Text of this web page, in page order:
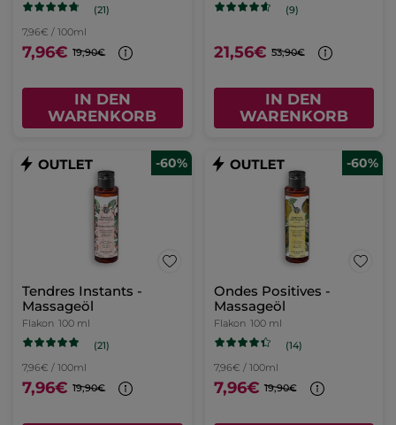
(21)
7,96€ / 100ml
7,96€ 19,90€
IN DEN
WARENKORB
(9)
21,56€ 53,90€
IN DEN
WARENKORB
-60%
Tendres Instants -
Massageöl
Flakon 100 ml
(21)
7,96€ / 100ml
7,96€ 19,90€
-60%
Ondes Positives -
Massageöl
Flakon 100 ml
(14)
7,96€ / 100ml
7,96€ 19,90€